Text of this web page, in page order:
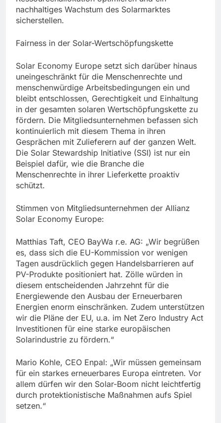
nachhaltiges Wachstum des Solarmarktes
sicherstellen.
Fairness in der Solar-Wertschöpfungskette
Solar Economy Europe setzt sich darüber hinaus
uneingeschränkt für die Menschenrechte und
menschenwürdige Arbeitsbedingungen ein und
bleibt entschlossen, Gerechtigkeit und Einhaltung
in der gesamten solaren Wertschöpfungskette zu
fördern. Die Mitgliedsunternehmen befassen sich
kontinuierlich mit diesem Thema in ihren
Gesprächen mit Zulieferern auf der ganzen Welt.
Die Solar Stewardship Initiative (SSI) ist nur ein
Beispiel dafür, wie die Branche die
Menschenrechte in ihrer Lieferkette proaktiv
schützt.
Stimmen von Mitgliedsunternehmen der Allianz
Solar Economy Europe:
Matthias Taft, CEO BayWa r.e. AG: „Wir begrüßen
es, dass sich die EU-Kommission vor wenigen
Tagen ausdrücklich gegen Handelsbarrieren auf
PV-Produkte positioniert hat. Zölle würden in
diesem entscheidenden Jahrzehnt für die
Energiewende den Ausbau der Erneuerbaren
Energien enorm einschränken. Zudem unterstützen
wir die Pläne der EU, u.a. im Net Zero Industry Act
Investitionen für eine starke europäischen
Solarindustrie zu fördern.“
Mario Kohle, CEO Enpal: „Wir müssen gemeinsam
für ein starkes erneuerbares Europa eintreten. Vor
allem dürfen wir den Solar-Boom nicht leichtfertig
durch protektionistische Maßnahmen aufs Spiel
setzen.“